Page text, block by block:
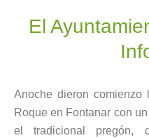
El
Anoche dieron comienzo
Roque en Fontanar con
el tradicional pregón,